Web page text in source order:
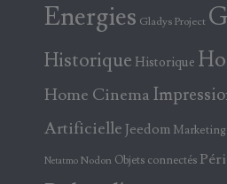
Energies Gladys Project
Historique Historique
Home Cinema
Artificielle Jeedom Marketing
Netatmo Nodon Objets connectés